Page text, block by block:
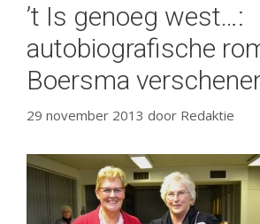
’t Is genoeg west…:
autobiografische
Boersma
29 november 2013 door Redaktie